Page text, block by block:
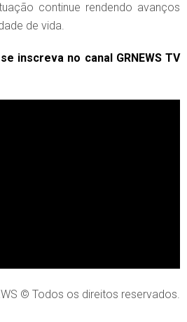
continue rendendo avanços
de vida.
inscreva no canal GRNEWS TV
© Todos os direitos reservados.